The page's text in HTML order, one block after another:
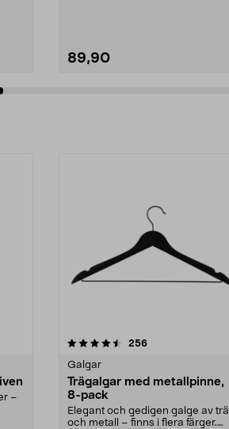
89,90
–
256recensioner
Galgar
Trägalgar med metallpinne,
8-pack
Elegant och gedigen galge av trä
och metall – finns i flera färger.
4.0av 5 stjärnor